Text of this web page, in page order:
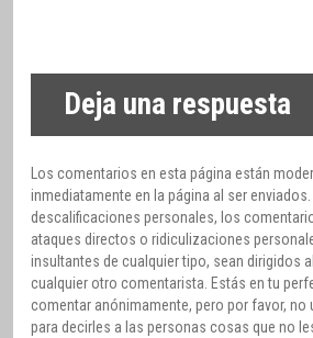
Deja una respuesta
Los comentarios en esta página están
inmediatamente en la página al ser
descalificaciones personales, los
ataques directos o ridiculizaciones
insultantes de cualquier tipo, sean dirigidos
cualquier otro comentarista. Estás en tu
comentar anónimamente, pero por favor, no
para decirles a las personas cosas que no